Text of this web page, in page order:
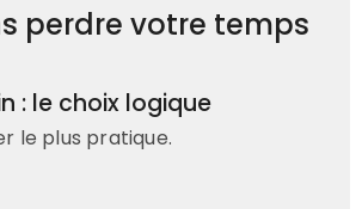
perdre votre temps
: le choix logique
le plus pratique.